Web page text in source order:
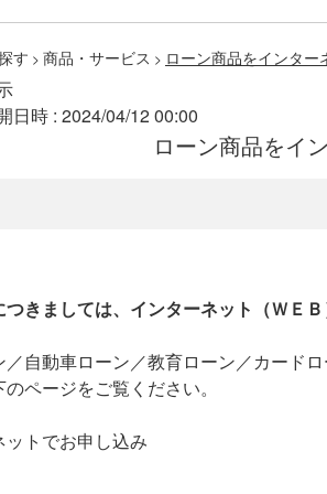
す > 商品・サービス > ローン商品をインタ
日時 : 2024/04/12 00:00
ローン商品をイ
つきましては、インターネット（ＷＥ
／自動車ローン／教育ローン／カード
ページをご覧ください。
ットでお申し込み